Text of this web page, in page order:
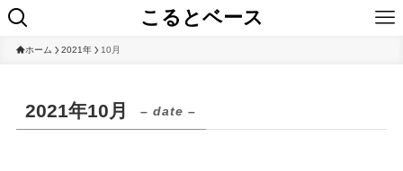
こるとベース
ホーム 2021年 10月
2021年10月 – date –